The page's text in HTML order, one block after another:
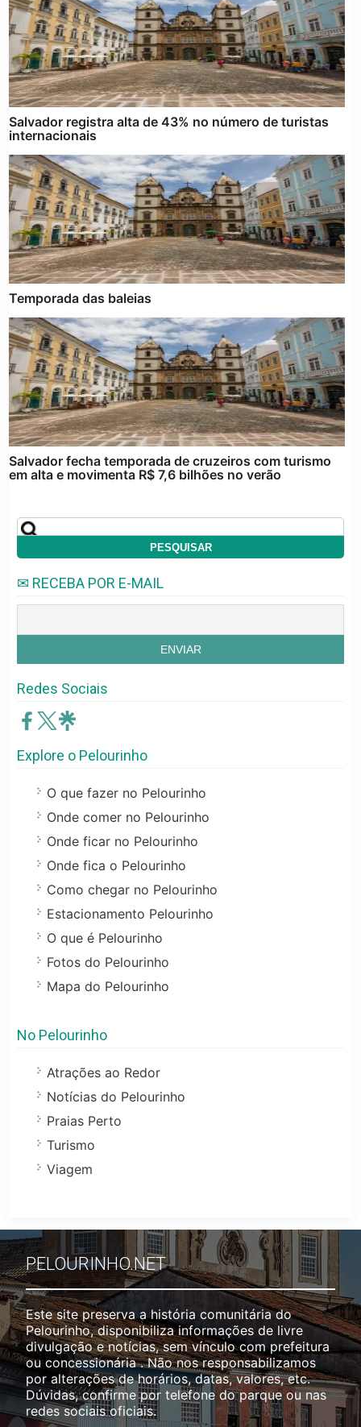
Salvador registra alta de 43% no número de turistas
internacionais
Temporada das baleias
Salvador fecha temporada de cruzeiros com turismo
em alta e movimenta R$ 7,6 bilhões no verão
✉ RECEBA POR E-MAIL
Redes Sociais
Explore o Pelourinho
O que fazer no Pelourinho
Onde comer no Pelourinho
Onde ficar no Pelourinho
Onde fica o Pelourinho
Como chegar no Pelourinho
Estacionamento Pelourinho
O que é Pelourinho
Fotos do Pelourinho
Mapa do Pelourinho
No Pelourinho
Atrações ao Redor
Notícias do Pelourinho
Praias Perto
Turismo
Viagem
PELOURINHO.NET
Este site preserva a história comunitária do
Pelourinho, disponibiliza informações de livre
divulgação e notícias, sem vínculo com prefeitura
ou concessionária . Não nos responsabilizamos
por alterações de horários, datas, valores, etc.
Dúvidas, confirme por telefone do parque ou nas
redes sociais oficiais.